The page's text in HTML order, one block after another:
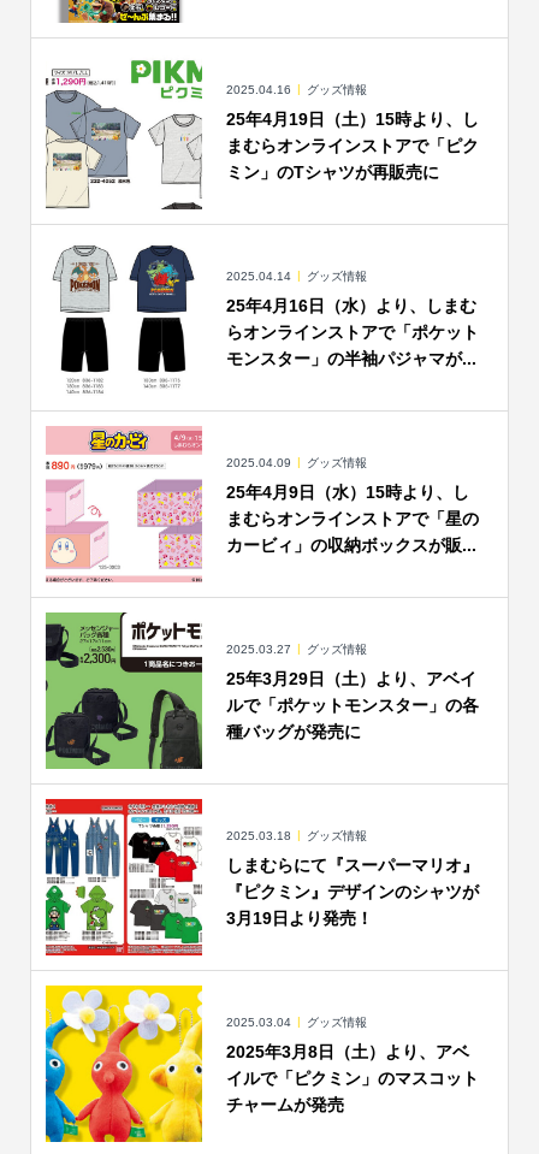
2025.04.16 グッズ情報
25年4月19日（土）15時より、し
まむらオンラインストアで「ピク
ミン」のTシャツが再販売に
2025.04.14 グッズ情報
25年4月16日（水）より、しまむ
らオンラインストアで「ポケット
モンスター」の半袖パジャマが...
2025.04.09 グッズ情報
25年4月9日（水）15時より、し
まむらオンラインストアで「星の
カービィ」の収納ボックスが販...
2025.03.27 グッズ情報
25年3月29日（土）より、アベイ
ルで「ポケットモンスター」の各
種バッグが発売に
2025.03.18 グッズ情報
しまむらにて『スーパーマリオ』
『ピクミン』デザインのシャツが
3月19日より発売！
2025.03.04 グッズ情報
2025年3月8日（土）より、アベ
イルで「ピクミン」のマスコット
チャームが発売